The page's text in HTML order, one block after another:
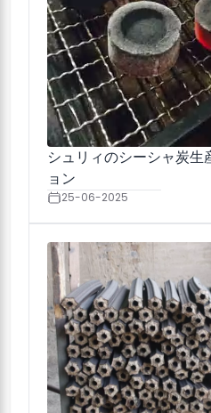
シュリィのシーシャ炭生
ョン
25-06-2025